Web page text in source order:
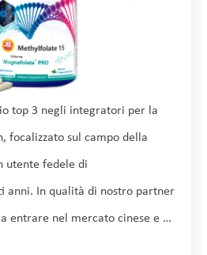
top 3 negli integratori per la
focalizzato sul campo della
utente fedele di
anni. In qualità di nostro partner
entrare nel mercato cinese e a